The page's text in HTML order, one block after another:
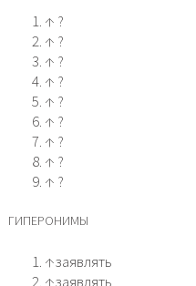
↑ ?
↑ ?
↑ ?
↑ ?
↑ ?
↑ ?
↑ ?
↑ ?
↑ ?
ГИПЕРОНИМЫ
↑заявлять
↑заявлять